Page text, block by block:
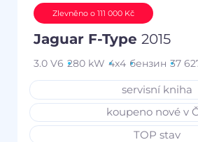
Zlevněno o 111 000 Kč
Jaguar F-Type 2015
3.0 V6 280 kW 4x4 бензин 37
servisní kniha
koupeno nové v
TOP stav